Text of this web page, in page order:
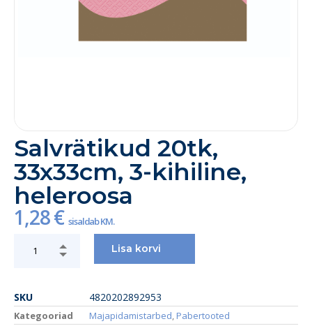
Salvrätikud 20tk,
33x33cm, 3-kihiline,
heleroosa
1,28€ sisaldab KM.
Lisa korvi
SKU 4820202892953
Kategooriad Majapidamistarbed Pabertooted